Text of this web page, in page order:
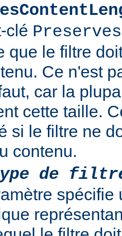
clé
que le filtre
Ce n'est
car la
cette taille.
si le filtre ne
contenu.
de
spécifie